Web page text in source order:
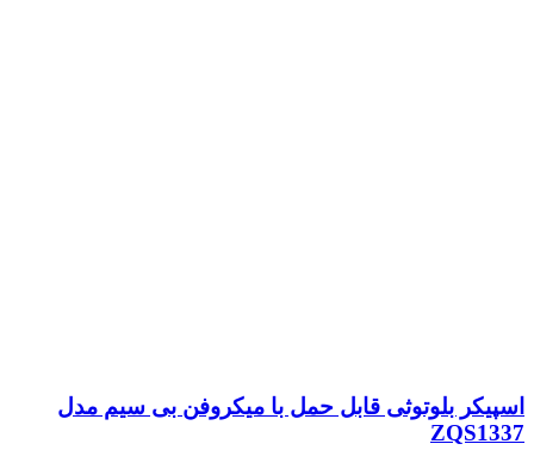
اسپیکر بلوتوثی قابل حمل با میکروفن بی سیم مدل
ZQS1337